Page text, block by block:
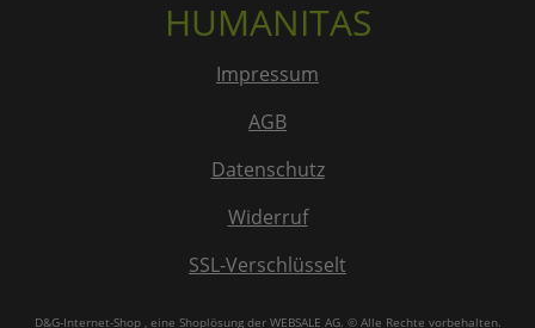
HUMANITAS
Impressum
AGB
Datenschutz
Widerruf
SSL-Verschlüsselt
D&G-Internet-Shop, eine Shoplösung der WEBSALE AG. © Alle Rechte vorbehalten.